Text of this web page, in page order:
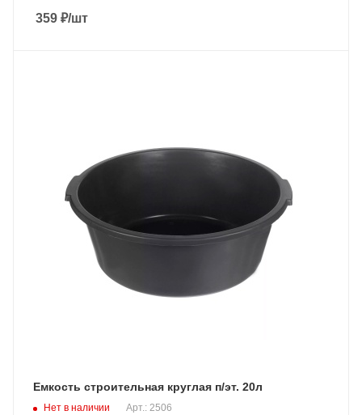
359 ₽/шт
Емкость строительная круглая п/эт. 20л
Нет в наличии Арт.: 2506